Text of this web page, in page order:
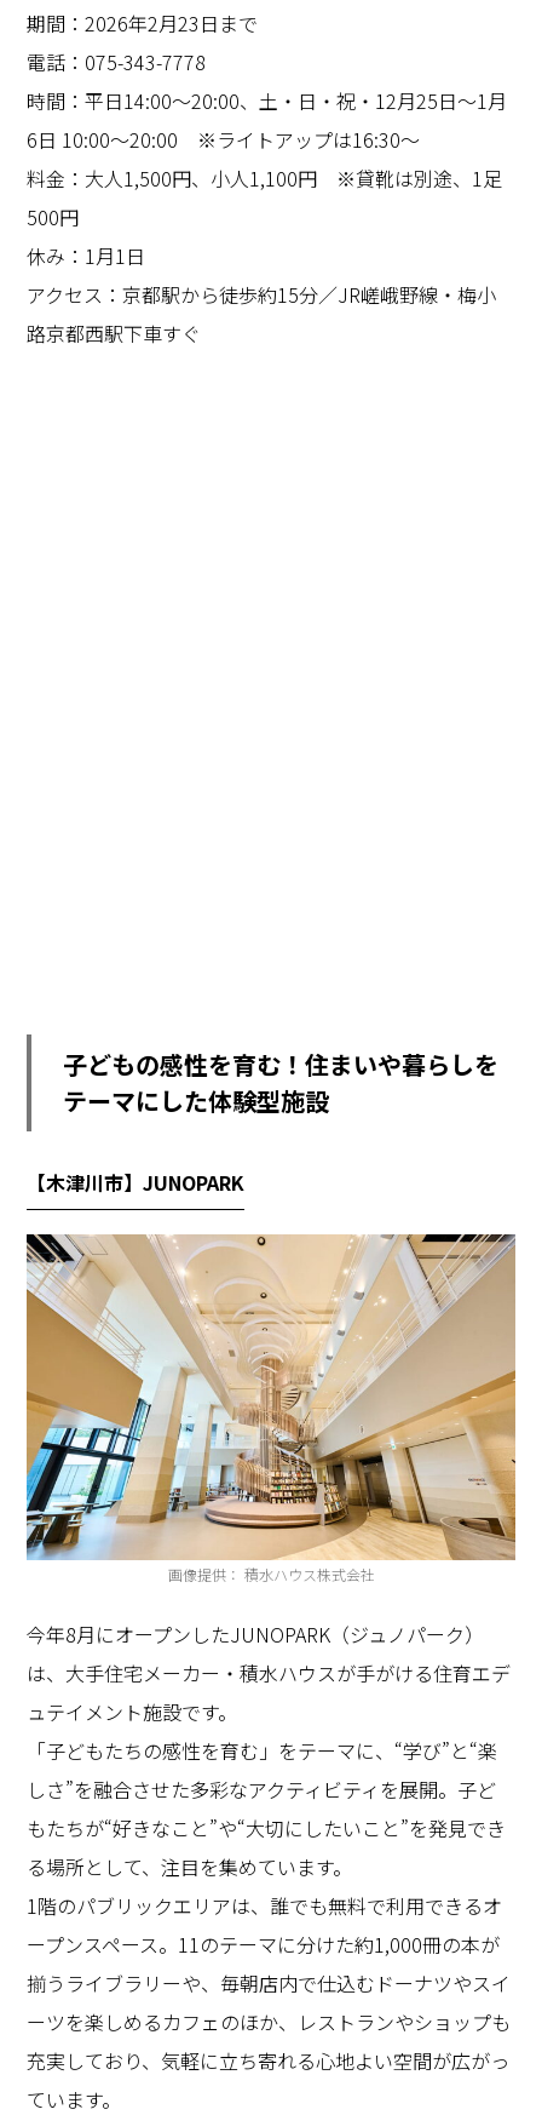
期間：2026年2月23日まで
電話：075-343-7778
時間：平日14:00〜20:00、土・日・祝・12月25日～1月
6日 10:00〜20:00 ※ライトアップは16:30〜
料金：大人1,500円、小人1,100円 ※貸靴は別途、1足
500円
休み：1月1日
アクセス：京都駅から徒歩約15分／JR嵯峨野線・梅小
路京都西駅下車すぐ
子どもの感性を育む！住まいや暮らしを
テーマにした体験型施設
【木津川市】JUNOPARK
画像提供： 積水ハウス株式会社
今年8月にオープンしたJUNOPARK（ジュノパーク）
は、大手住宅メーカー・積水ハウスが手がける住育エデ
ュテイメント施設です。
「子どもたちの感性を育む」をテーマに、“学び”と“楽
しさ”を融合させた多彩なアクティビティを展開。子ど
もたちが“好きなこと”や“大切にしたいこと”を発見でき
る場所として、注目を集めています。
1階のパブリックエリアは、誰でも無料で利用できるオ
ープンスペース。11のテーマに分けた約1,000冊の本が
揃うライブラリーや、毎朝店内で仕込むドーナツやスイ
ーツを楽しめるカフェのほか、レストランやショップも
充実しており、気軽に立ち寄れる心地よい空間が広がっ
ています。